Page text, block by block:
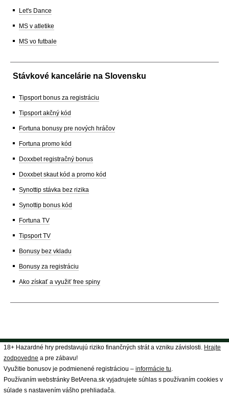
Let's Dance
MS v atletike
MS vo futbale
Stávkové kancelárie na Slovensku
Tipsport bonus za registráciu
Tipsport akčný kód
Fortuna bonusy pre nových hráčov
Fortuna promo kód
Doxxbet registračný bonus
Doxxbet skaut kód a promo kód
Synottip stávka bez rizika
Synottip bonus kód
Fortuna TV
Tipsport TV
Bonusy bez vkladu
Bonusy za registráciu
Ako získať a využiť free spiny
18+ Hazardné hry predstavujú riziko finančných strát a vzniku závislosti. Hrajte
zodpovedne a pre zábavu!
Využitie bonusov je podmienené registráciou – informácie tu.
Používaním webstránky BetArena.sk vyjadrujete súhlas s používaním cookies v
súlade s nastavením vášho prehliadača.